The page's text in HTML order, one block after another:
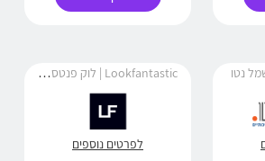
Lookfantastic | לוק פנטסטיק
לפרטים נוספים